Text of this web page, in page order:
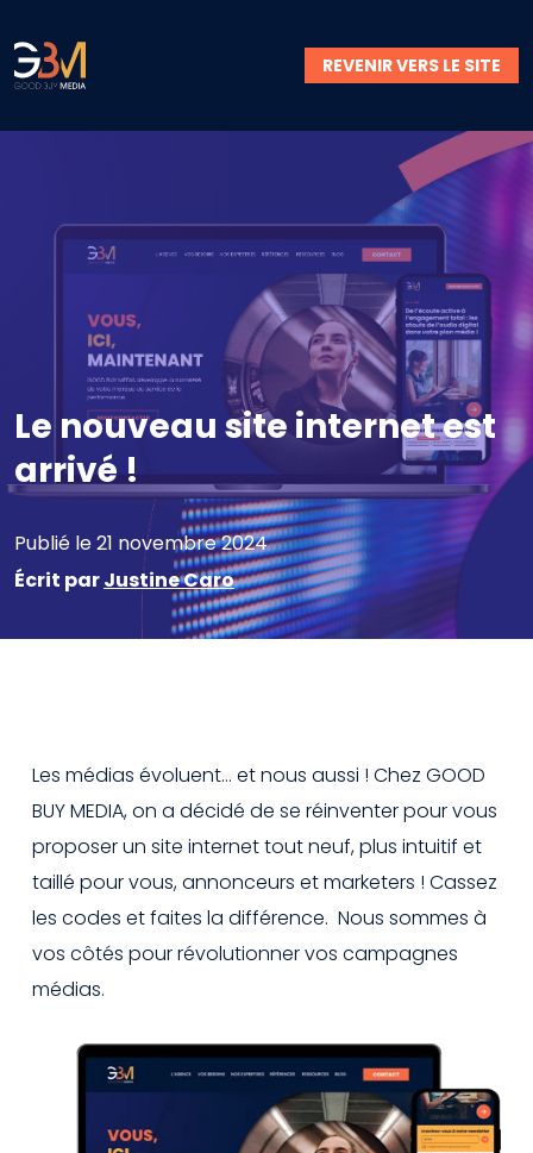
REVENIR VERS LE SITE
Le nouveau site internet est
arrivé !
Publié le 21 novembre 2024
Écrit parJustine Caro
Les médias évoluent… et nous aussi ! Chez GOOD
BUY MEDIA, on a décidé de se réinventer pour vous
proposer un site internet tout neuf, plus intuitif et
taillé pour vous, annonceurs et marketers ! Cassez
les codes et faites la différence. Nous sommes à
vos côtés pour révolutionner vos campagnes
médias.